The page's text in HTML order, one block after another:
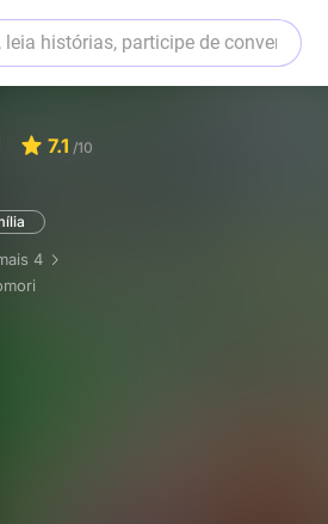
7.1 /10
4